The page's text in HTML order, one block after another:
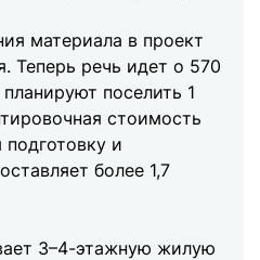
материала в проект
Теперь речь идет о 570
поселить 1
стоимость
и
более 1,7
3–4-этажную жилую